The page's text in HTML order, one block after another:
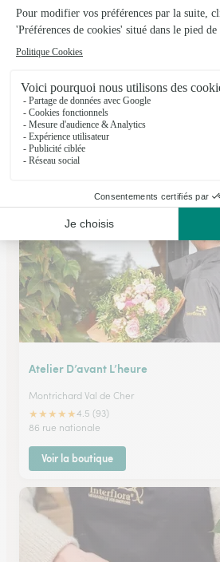
Danielle Fleurs
Joue les Tours
★★★ ★★4.6 (19)
Voir la boutique
Atelier D’avant L’heure
Montrichard Val de Cher
★★★★★4.5 (93)
86 rue nationale
Voir la boutique